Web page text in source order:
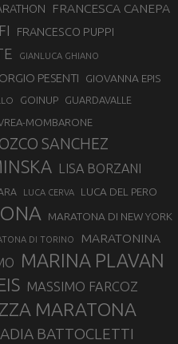
FRANCESCA CANEPA
FRANCESCO PUPPI
GIANLUCA GHIANO
PESENTI GIOVANNA EPIS
GOINUP GUARDAVALLE
MOMBARONE
SANCHEZ
LISA BORZANI
LUCA CERVA LUCA DEL PERO
MARATONA DI NEW YORK
DI TORINO MARATONINA
MARINA PLAVAN
MASSIMO FARCOZ
MARATONA
BATTOCLETTI